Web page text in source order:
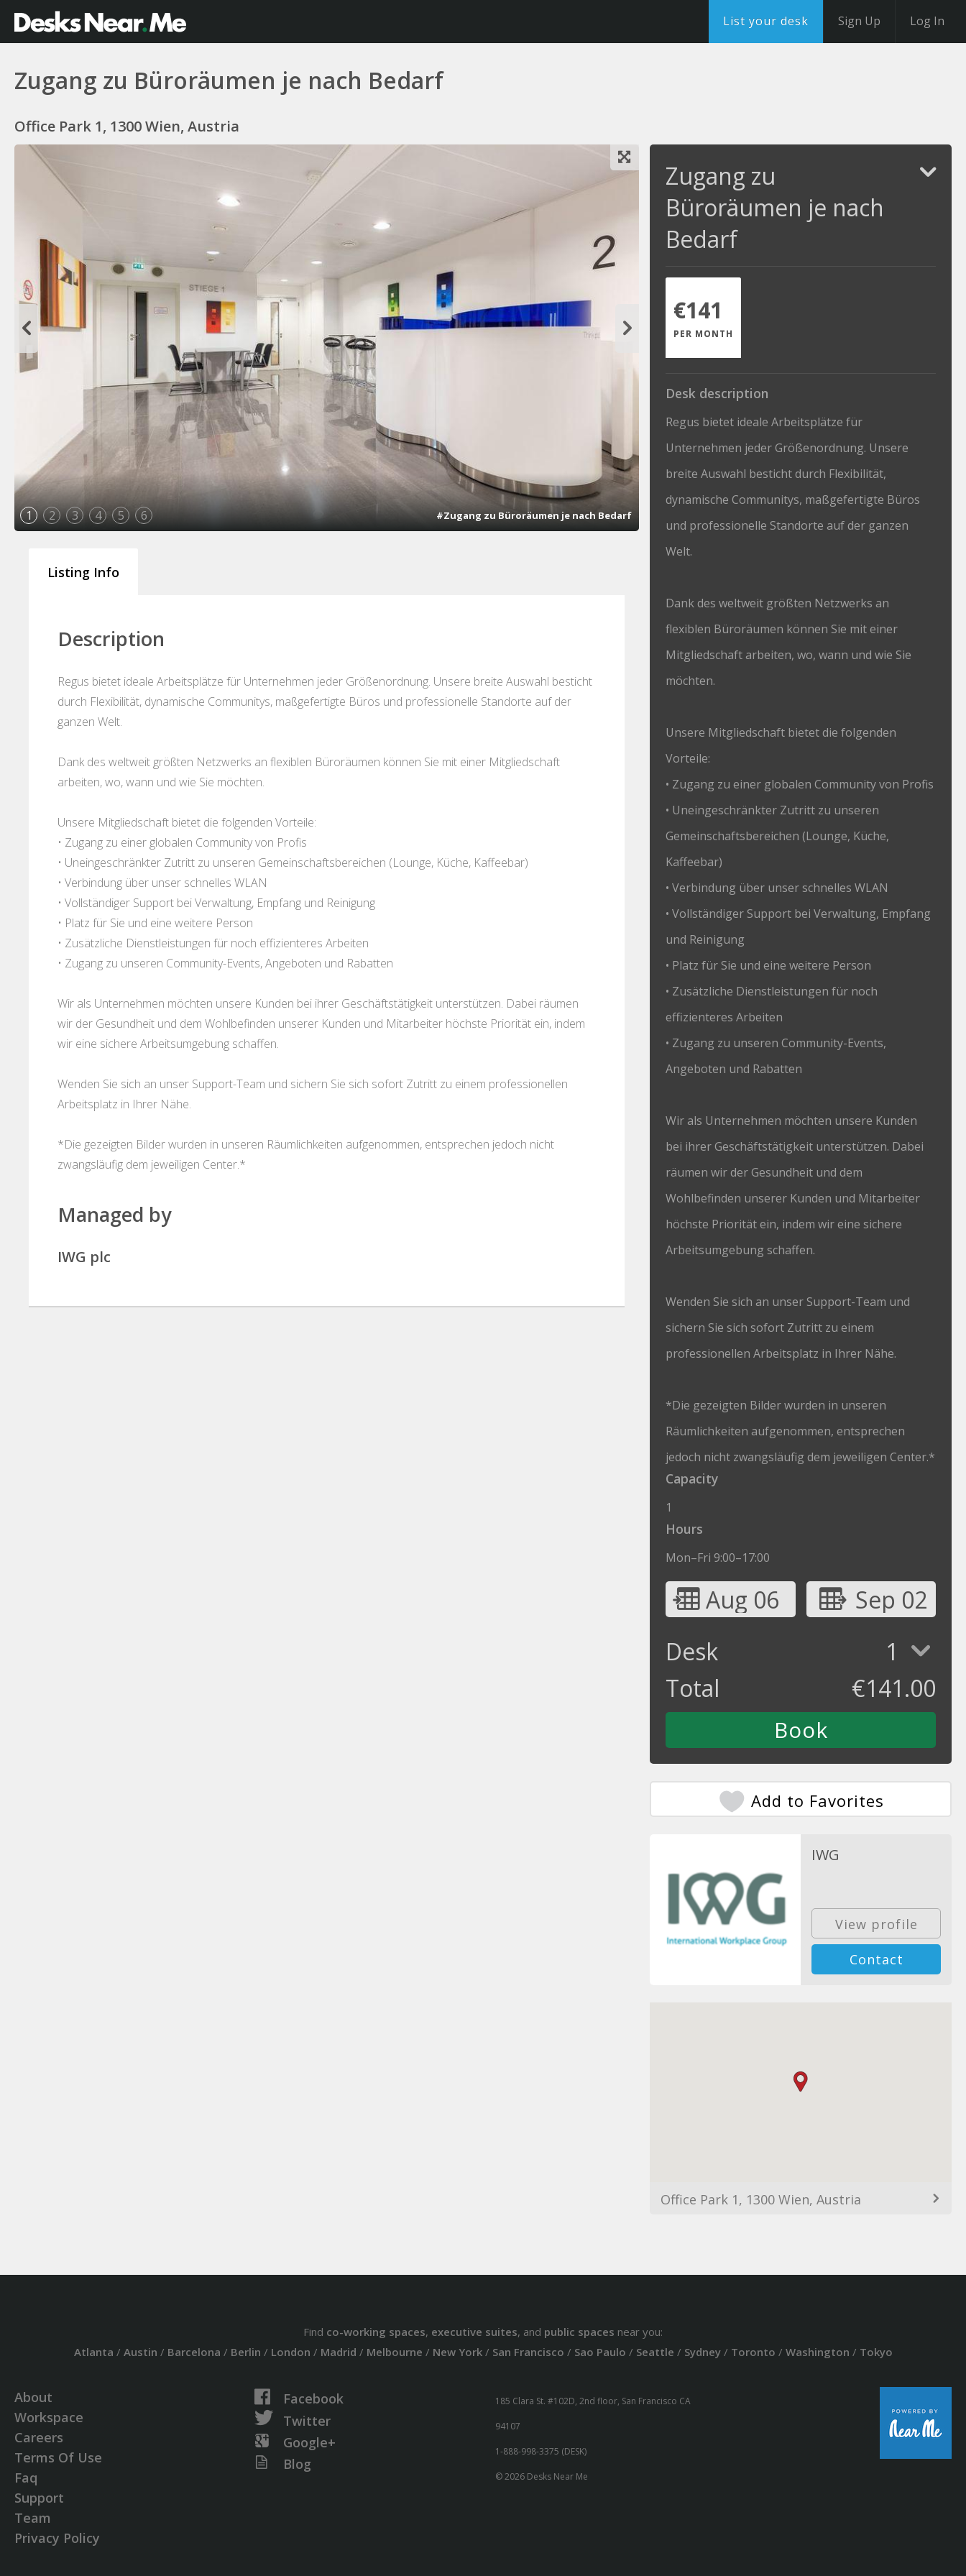
List your desk Sign Up Log In
Zugang zu Büroräumen je nach Bedarf
Office Park 1, 1300 Wien, Austria
1 2 3 4 5 6 #Zugang zu Büroräumen je nach Bedarf
Listing Info
Description
Regus bietet ideale Arbeitsplätze für Unternehmen jeder Größenordnung. Unsere breite Auswahl besticht
durch Flexibilität, dynamische Communitys, maßgefertigte Büros und professionelle Standorte auf der
ganzen Welt.
Dank des weltweit größten Netzwerks an flexiblen Büroräumen können Sie mit einer Mitgliedschaft
arbeiten, wo, wann und wie Sie möchten.
Unsere Mitgliedschaft bietet die folgenden Vorteile:
• Zugang zu einer globalen Community von Profis
• Uneingeschränkter Zutritt zu unseren Gemeinschaftsbereichen (Lounge, Küche, Kaffeebar)
• Verbindung über unser schnelles WLAN
• Vollständiger Support bei Verwaltung, Empfang und Reinigung
• Platz für Sie und eine weitere Person
• Zusätzliche Dienstleistungen für noch effizienteres Arbeiten
• Zugang zu unseren Community-Events, Angeboten und Rabatten
Wir als Unternehmen möchten unsere Kunden bei ihrer Geschäftstätigkeit unterstützen. Dabei räumen
wir der Gesundheit und dem Wohlbefinden unserer Kunden und Mitarbeiter höchste Priorität ein, indem
wir eine sichere Arbeitsumgebung schaffen.
Wenden Sie sich an unser Support-Team und sichern Sie sich sofort Zutritt zu einem professionellen
Arbeitsplatz in Ihrer Nähe.
*Die gezeigten Bilder wurden in unseren Räumlichkeiten aufgenommen, entsprechen jedoch nicht
zwangsläufig dem jeweiligen Center.*
Managed by
IWG plc
Zugang zu
Büroräumen je nach
Bedarf
€141
PER MONTH
Desk description
Regus bietet ideale Arbeitsplätze für
Unternehmen jeder Größenordnung. Unsere
breite Auswahl besticht durch Flexibilität,
dynamische Communitys, maßgefertigte Büros
und professionelle Standorte auf der ganzen
Welt.
Dank des weltweit größten Netzwerks an
flexiblen Büroräumen können Sie mit einer
Mitgliedschaft arbeiten, wo, wann und wie Sie
möchten.
Unsere Mitgliedschaft bietet die folgenden
Vorteile:
• Zugang zu einer globalen Community von Profis
• Uneingeschränkter Zutritt zu unseren
Gemeinschaftsbereichen (Lounge, Küche,
Kaffeebar)
• Verbindung über unser schnelles WLAN
• Vollständiger Support bei Verwaltung, Empfang
und Reinigung
• Platz für Sie und eine weitere Person
• Zusätzliche Dienstleistungen für noch
effizienteres Arbeiten
• Zugang zu unseren Community-Events,
Angeboten und Rabatten
Wir als Unternehmen möchten unsere Kunden
bei ihrer Geschäftstätigkeit unterstützen. Dabei
räumen wir der Gesundheit und dem
Wohlbefinden unserer Kunden und Mitarbeiter
höchste Priorität ein, indem wir eine sichere
Arbeitsumgebung schaffen.
Wenden Sie sich an unser Support-Team und
sichern Sie sich sofort Zutritt zu einem
professionellen Arbeitsplatz in Ihrer Nähe.
*Die gezeigten Bilder wurden in unseren
Räumlichkeiten aufgenommen, entsprechen
jedoch nicht zwangsläufig dem jeweiligen Center.*
Capacity
1
Hours
Mon–Fri 9:00–17:00
Aug 06
Sep 02
Desk
1
Total
€141.00
Add to Favorites
IWG
View profile
Contact
Office Park 1, 1300 Wien, Austria
Find co-working spaces, executive suites, and public spaces near you:
Atlanta / Austin / Barcelona / Berlin / London / Madrid / Melbourne / New York/ San Francisco / Sao Paulo / Seattle / Sydney/ Toronto / Washington / Tokyo
About
Workspace
Careers
Terms Of Use
Faq
Support
Team
Privacy Policy
Facebook
Twitter
Google+
Blog
185 Clara St. #102D, 2nd floor, San Francisco CA
94107
1-888-998-3375 (DESK)
© 2026 Desks Near Me